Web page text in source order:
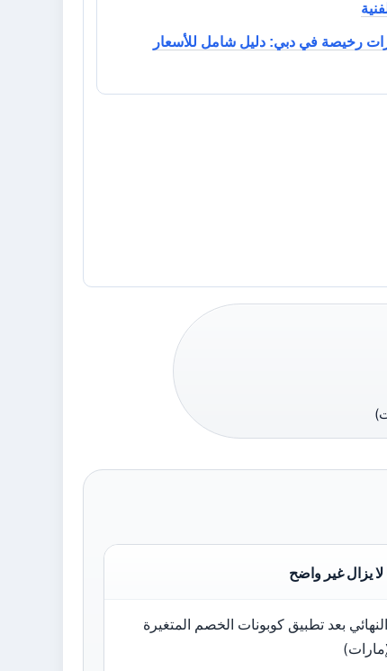
رخيصة في دبي: دليل شامل للأسعار
لا يزال غير واضح
بعد تطبيق كوبونات الخصم المتغيرة